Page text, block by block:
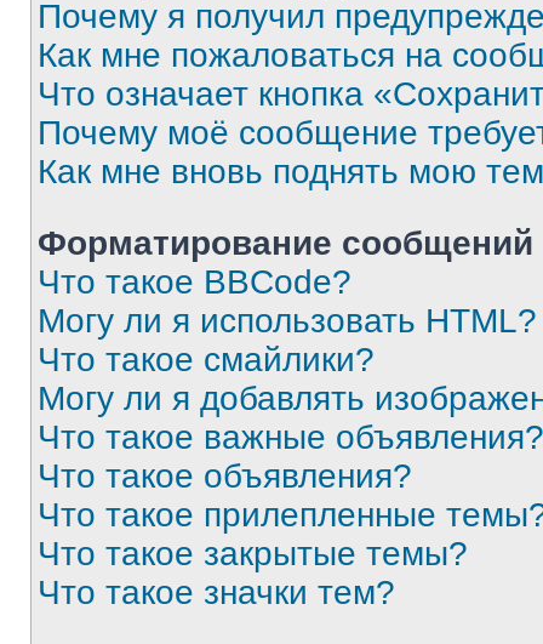
Почему я получил
Как мне пожаловаться на
Что означает кнопка
Почему моё сообщение
Как мне вновь поднять мою
Форматирование
Что такое BBCode?
Могу ли я использовать HTML?
Что такое смайлики?
Могу ли я добавлять
Что такое важные объявления?
Что такое объявления?
Что такое прилепленные
Что такое закрытые темы?
Что такое значки тем?